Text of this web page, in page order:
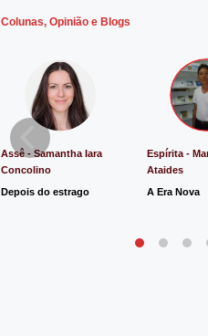
Colunas, Opinião e Blogs
Assê - Samantha Iara
Concolino
Depois do estrago
Espírita -
Ataides
A Era Nova